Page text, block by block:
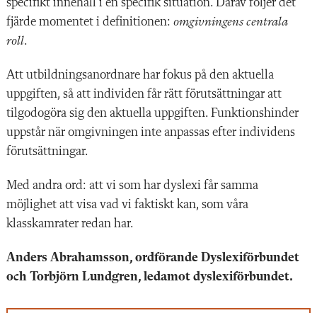
specifikt innehåll i en specifik situation. Därav följer det
fjärde momentet i definitionen: omgivningens centrala
roll.
Att utbildningsanordnare har fokus på den aktuella
uppgiften, så att individen får rätt förutsättningar att
tilgodogöra sig den aktuella uppgiften. Funktionshinder
uppstår när omgivningen inte anpassas efter individens
förutsättningar.
Med andra ord: att vi som har dyslexi får samma
möjlighet att visa vad vi faktiskt kan, som våra
klasskamrater redan har.
Anders Abrahamsson, ordförande Dyslexiförbundet
och Torbjörn Lundgren, ledamot dyslexiförbundet.